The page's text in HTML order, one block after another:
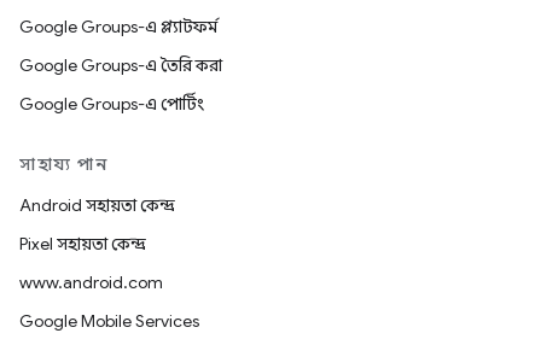
Google Groups-এ প্ল্যাটফর্ম
Google Groups-এ তৈরি করা
Google Groups-এ পোর্টিং
সাহায্য পান
Android সহায়তা কেন্দ্র
Pixel সহায়তা কেন্দ্র
www.android.com
Google Mobile Services